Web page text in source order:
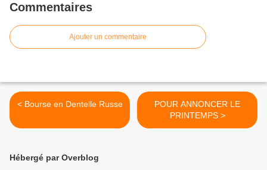
Commentaires
Ajouter un commentaire
< Bourse en Dentelle Russe
POUR ANNONCER LE
PRINTEMPS >
Hébergé par Overblog